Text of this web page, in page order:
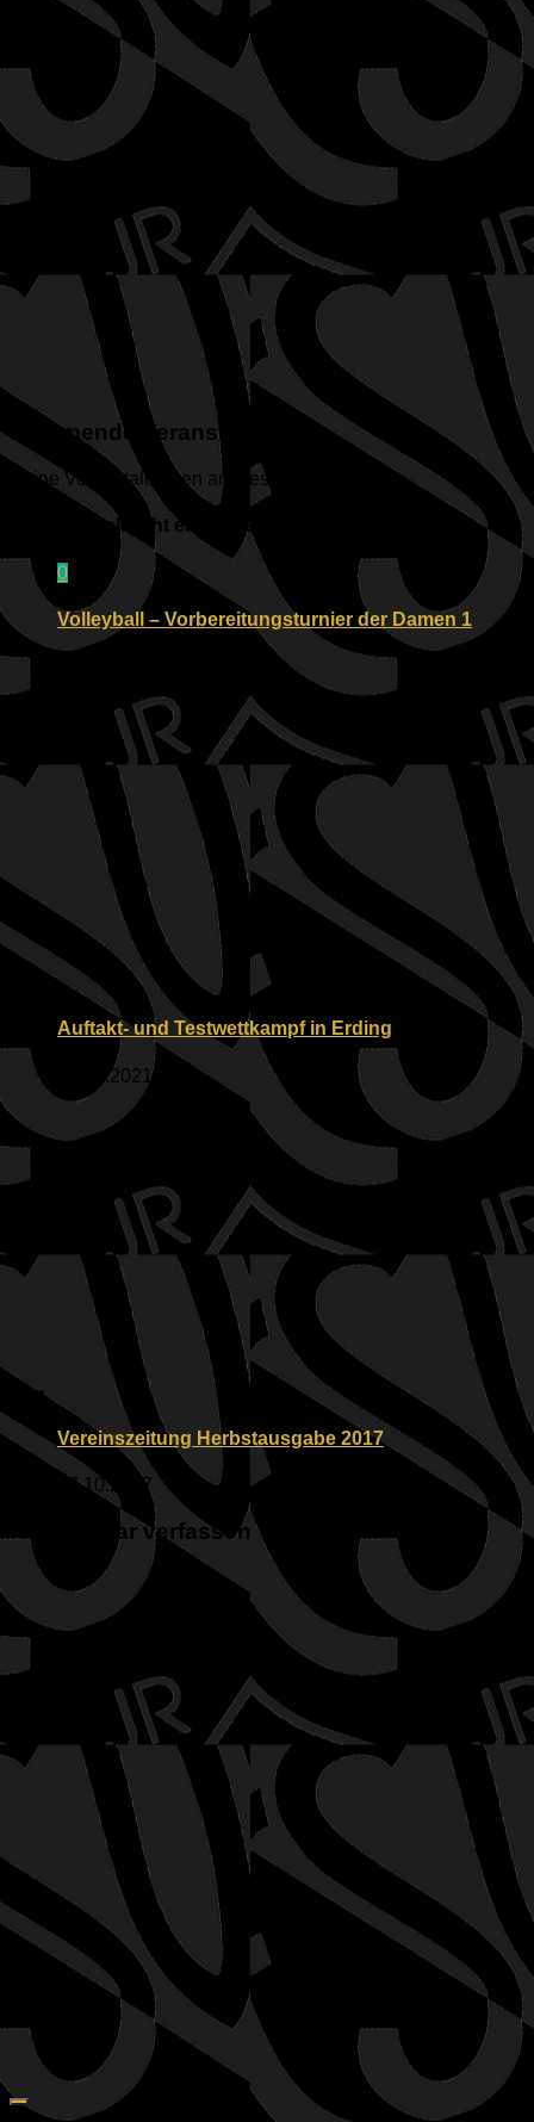
Kommende Veranstaltungen
Keine Veranstaltungen an diesem Ort
Für dich vielleicht ebenfalls interessant …
0
Volleyball – Vorbereitungsturnier der Damen 1
Auftakt- und Testwettkampf in Erding
16.06.2021
Vereinszeitung Herbstausgabe 2017
27.10.2017
Kommentar verfassen